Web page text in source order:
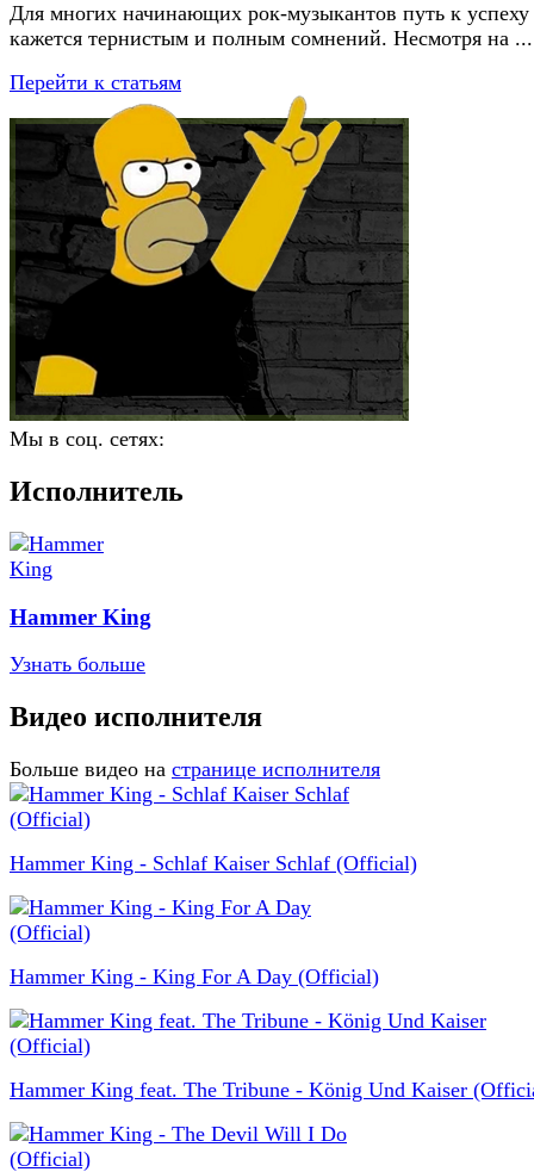
Для многих начинающих рок-музыкантов путь к успеху
кажется тернистым и полным сомнений. Несмотря на ...
Перейти к статьям
Мы в соц. сетях:
Исполнитель
Hammer King
Узнать больше
Видео исполнителя
Больше видео на странице исполнителя
Hammer King - Schlaf Kaiser Schlaf (Official)
Hammer King - King For A Day (Official)
Hammer King feat. The Tribune - König Und Kaiser